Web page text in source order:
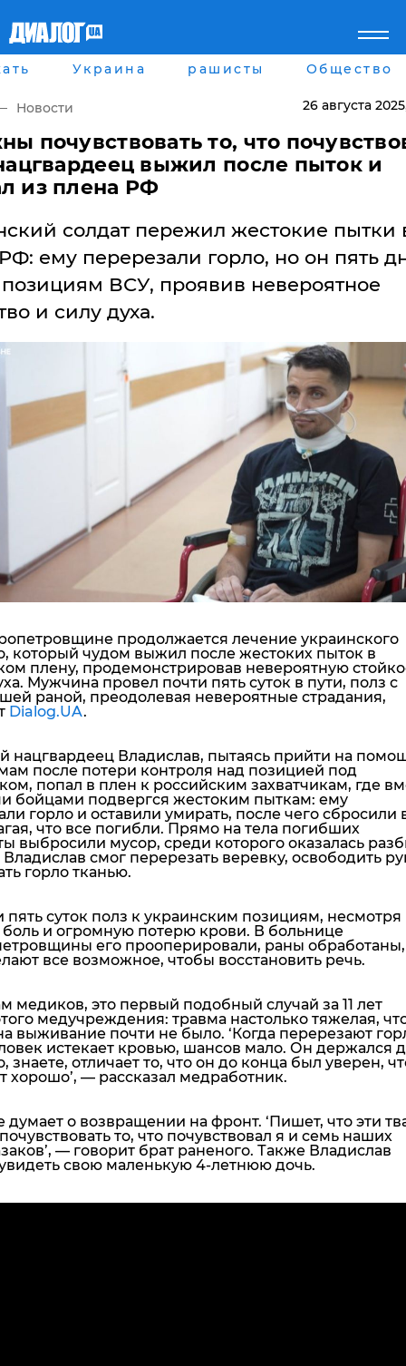
Главная
рассея
Беларусь
Военное обозрение
Наука и Техника
Мнение
Пресса
Шоу-биз
Здоровье
Спорт
Города
Харьков
Днепр
Война на Донбассе и в
Крыму
"ЛНР"
Армия Украины
Лайф стайл
Здоровье
Помощь проекту
Стиль Диалога
Шоу-биз
Культура
Общество
Пресс-релизы
Пресс-релизы
Авторское
Мнение
Блоги
ИноСМИ
Украина рашисты Общество
Новости 26 августа 2025
почувствовать то, что
выжил после пыток и
из плена РФ
солдат пережил жестокие пытки
ему перерезали горло, но он пять
ВСУ, проявив невероятное
и силу духа.
продолжается лечение украинского
который чудом выжил после жестоких пыток в
плену, продемонстрировав невероятную
Мужчина провел почти пять суток в пути, полз с
раной, преодолевая невероятные страдания,
Dialog.UA.
нацгвардеец Владислав, пытаясь прийти на
после потери контроля над позицией под
попал в плен к российским захватчикам, где
бойцами подвергся жестоким пыткам: ему
горло и оставили умирать, после чего сбросили
что все погибли. Прямо на тела погибших
выбросили мусор, среди которого оказалась
смог перерезать веревку, освободить
горло тканью.
пять суток полз к украинским позициям, несмотря
и огромную потерю крови. В больнице
его прооперировали, раны обработаны,
все возможное, чтобы восстановить речь.
медиков, это первый подобный случай за 11 лет
медучреждения: травма настолько тяжелая,
выживание почти не было. ‘Когда перерезают
истекает кровью, шансов мало. Он держался
знаете, отличает то, что он до конца был уверен,
хорошо’, — рассказал медработник.
думает о возвращении на фронт. ‘Пишет, что эти
то, что почувствовал я и семь наших
, — говорит брат раненого. Также Владислав
свою маленькую 4-летнюю дочь.